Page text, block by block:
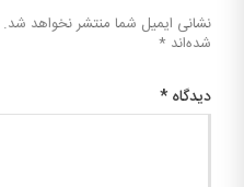
نشانی ایمیل شما منتشر نخواهد شد.
شده‌اند *
دیدگاه *